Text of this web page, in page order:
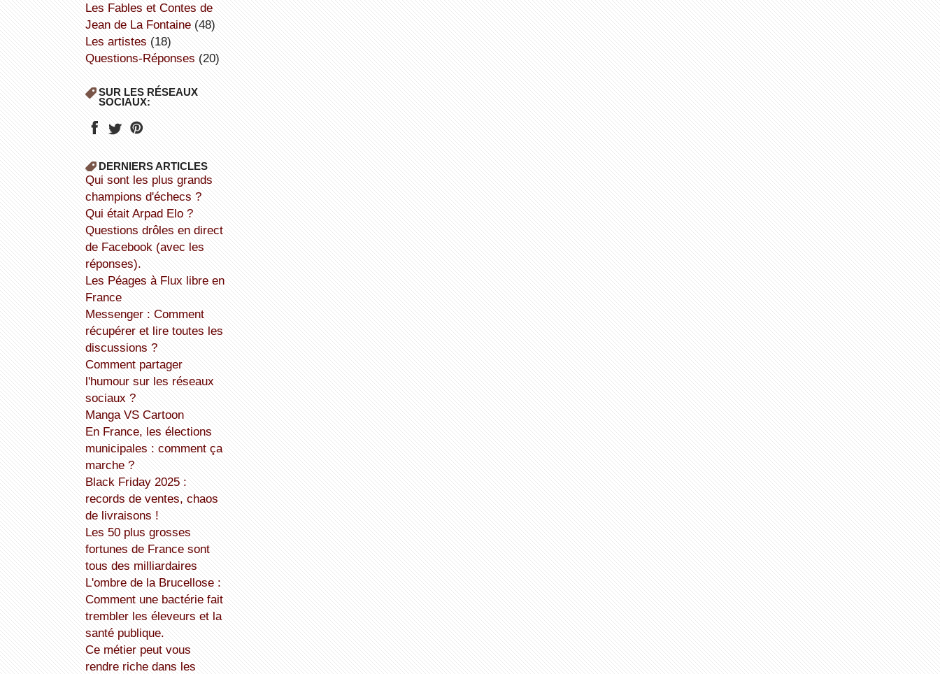
Les Fables et Contes de
Jean de La Fontaine(48)
Les artistes (18)
Questions-Réponses (20)
SUR LES RÉSEAUX
SOCIAUX:
DERNIERS ARTICLES
Qui sont les plus grands
champions d'échecs ?
Qui était Arpad Elo ?
Questions drôles en direct
de Facebook (avec les
réponses).
Les Péages à Flux libre en
France
Messenger : Comment
récupérer et lire toutes les
discussions ?
Comment partager
l'humour sur les réseaux
sociaux ?
Manga VS Cartoon
En France, les élections
municipales : comment ça
marche ?
Black Friday 2025 :
records de ventes, chaos
de livraisons !
Les 50 plus grosses
fortunes de France sont
tous des milliardaires
L'ombre de la Brucellose :
Comment une bactérie fait
trembler les éleveurs et la
santé publique.
Ce métier peut vous
rendre riche dans les